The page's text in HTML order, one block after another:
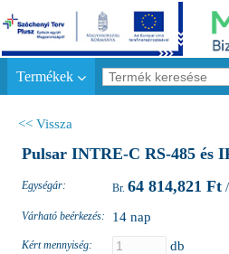
Termékek
<< Vissza
Pulsar INTRE-C RS-485 és
Egységár: 64 814,821 Ft
Várható beérkezés: 14 nap
Kért mennyiség: db